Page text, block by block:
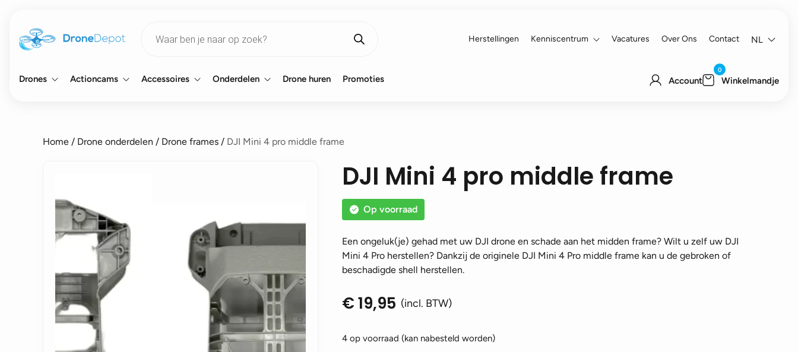
search
Herstellingen Kenniscentrum Vacatures Over Ons Contact NL
Drones Actioncams Accessoires Onderdelen Drone huren Promoties Account
0
Winkelmandje
Home / Drone onderdelen / Drone frames / DJI Mini 4 pro middle frame
DJI Mini 4 pro middle frame
Op voorraad
Een ongeluk(je) gehad met uw DJI drone en schade aan het midden frame? Wilt u zelf uw DJI
Mini 4 Pro herstellen? Dankzij de originele DJI Mini 4 Pro middle frame kan u de gebroken of
beschadigde shell herstellen.
€19,95 (incl. BTW)
4 op voorraad (kan nabesteld worden)